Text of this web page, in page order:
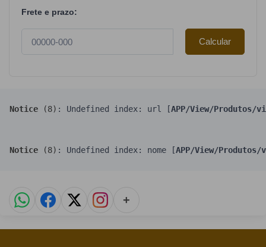
Frete e prazo:
Calcular
Notice (8) : Undefined index: url [APP/View/
Notice (8) : Undefined index: nome [APP/View/
+